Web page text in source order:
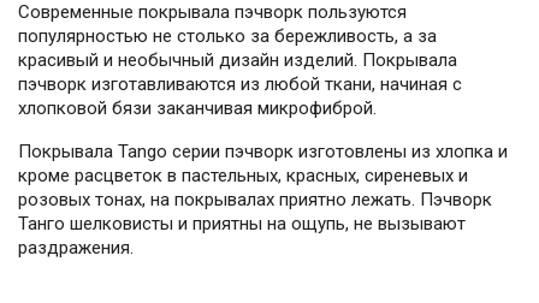
Современные покрывала пэчворк пользуются
популярностью не столько за бережливость, а за
красивый и необычный дизайн изделий. Покрывала
пэчворк изготавливаются из любой ткани, начиная с
хлопковой бязи заканчивая микрофиброй.
Покрывала Tango серии пэчворк изготовлены из хлопка и
кроме расцветок в пастельных, красных, сиреневых и
розовых тонах, на покрывалах приятно лежать. Пэчворк
Танго шелковисты и приятны на ощупь, не вызывают
раздражения.